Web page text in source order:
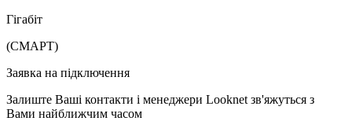
Гігабіт
(СМАРТ)
Заявка на підключення
Залиште Ваші контакти і менеджери Looknet зв'яжуться з
Вами найближчим часом